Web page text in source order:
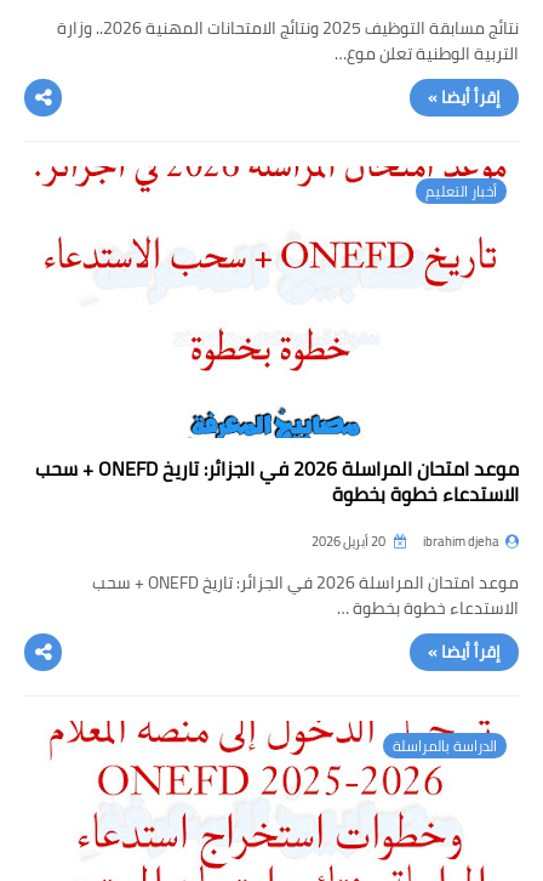
نتائج مسابقة التوظيف 2025 ونتائج الامتحانات المهنية 2026.. وزارة
التربية الوطنية تعلن موع…
إقرأ أيضا »
أخبار التعليم
موعد امتحان المراسلة 2026 في الجزائر: تاريخ ONEFD + سحب
الاستدعاء خطوة بخطوة
ibrahim djeha
موعد امتحان المراسلة 2026 في الجزائر: تاريخ ONEFD + سحب
الاستدعاء خطوة بخطوة …
إقرأ أيضا »
الدراسة بالمراسلة